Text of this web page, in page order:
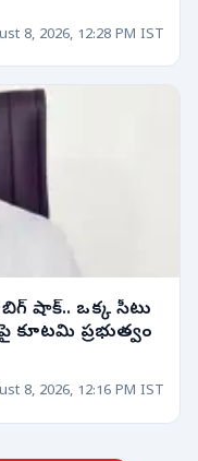
8, 2026, 12:28 PM IST
బిగ్ షాక్.. ఒక్క సీటు
కూటమి ప్రభుత్వం
8, 2026, 12:16 PM IST